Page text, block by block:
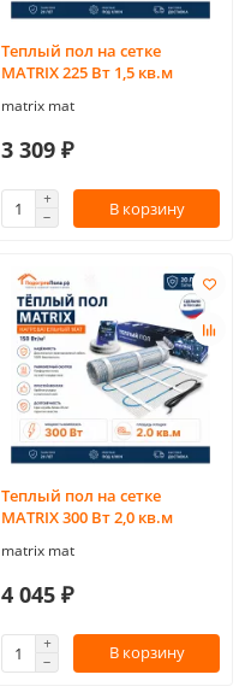
Теплый пол на сетке
MATRIX 225 Вт 1,5 кв.м
matrix mat
3 309 ₽
В корзину
Теплый пол на сетке
MATRIX 300 Вт 2,0 кв.м
matrix mat
4 045 ₽
В корзину